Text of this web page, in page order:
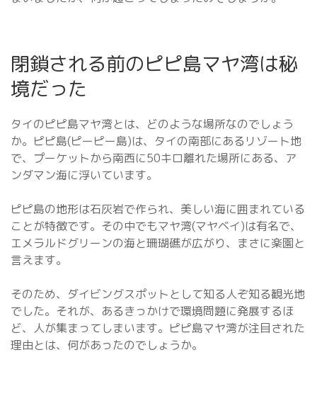
閉鎖される前のピピ島マヤ湾は秘
境だった
タイのピピ島マヤ湾とは、どのような場所なのでしょう
か。ピピ島(ピーピー島)は、タイの南部にあるリゾート地
で、プーケットから南西に50キロ離れた場所にある、ア
ンダマン海に浮いています。
ピピ島の地形は石灰岩で作られ、美しい海に囲まれている
ことが特徴です。その中でもマヤ湾(マヤベイ)は有名で、
エメラルドグリーンの海と珊瑚礁が広がり、まさに楽園と
言えます。
そのため、ダイビングスポットとして知る人ぞ知る観光地
でした。それが、あるきっかけで環境問題に発展するほ
ど、人が集まってしまいます。ピピ島マヤ湾が注目された
理由とは、何があったのでしょうか。